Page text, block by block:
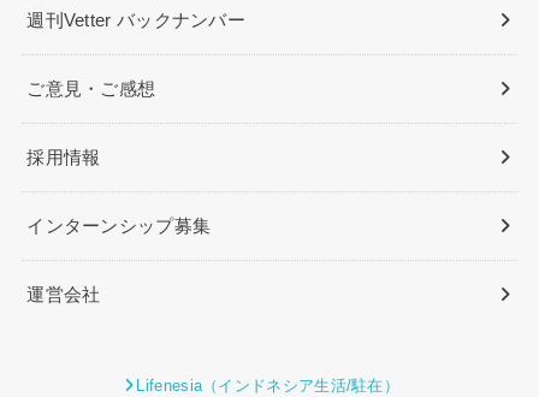
週刊Vetter バックナンバー
ご意見・ご感想
採用情報
インターンシップ募集
運営会社
Lifenesia（インドネシア生活/駐在）